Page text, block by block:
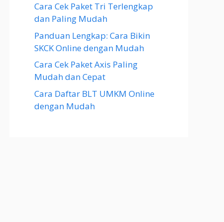
Cara Cek Paket Tri Terlengkap
dan Paling Mudah
Panduan Lengkap: Cara Bikin
SKCK Online dengan Mudah
Cara Cek Paket Axis Paling
Mudah dan Cepat
Cara Daftar BLT UMKM Online
dengan Mudah